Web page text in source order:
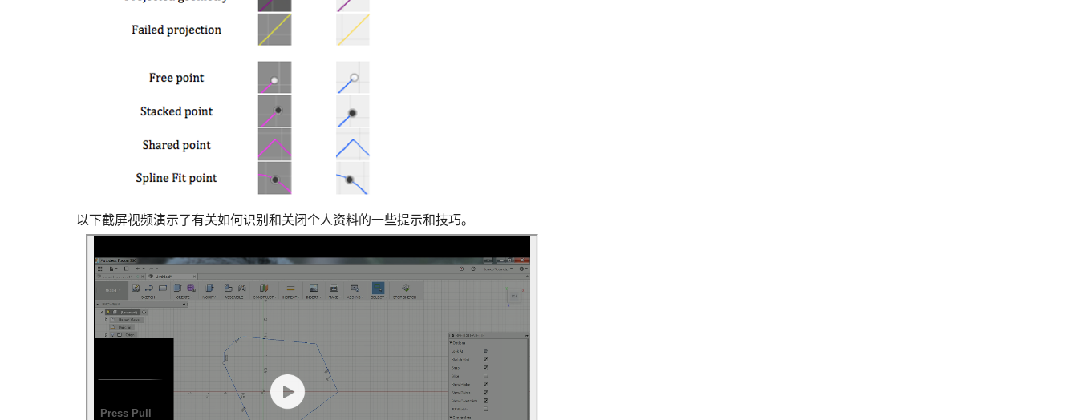
以下截屏视频演示了有关如何识别和关闭个人资料的一些提示和技巧。